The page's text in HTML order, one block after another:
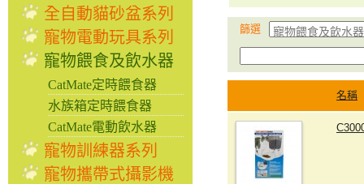
全自動貓砂盆系列
寵物電動玩具系列
寵物餵食及飲水器
CatMate定時餵食器
水族箱定時餵食器
CatMate電動飲水器
寵物訓練器系列
寵物攜帶式攝影機
篩選
名稱